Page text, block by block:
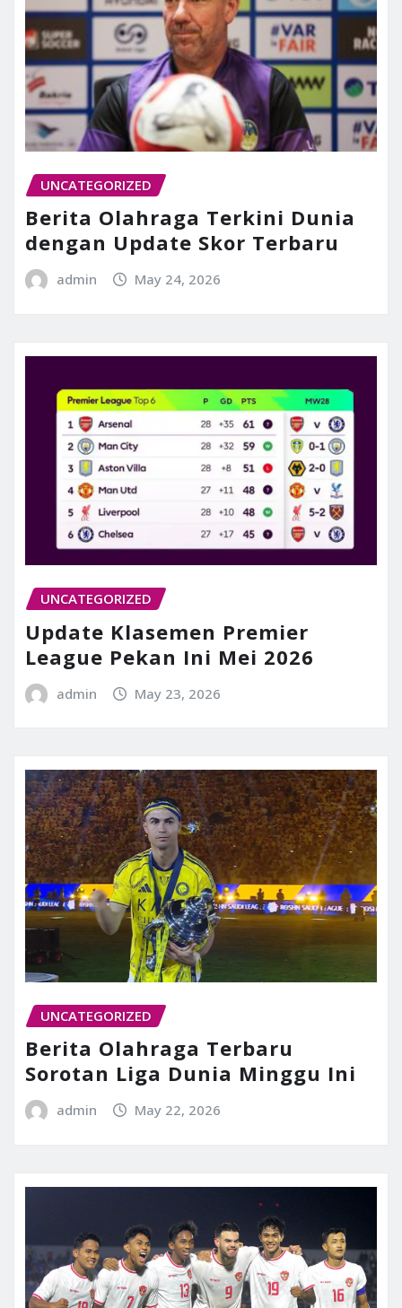
UNCATEGORIZED
Berita Olahraga Terkini Dunia
dengan Update Skor Terbaru
admin May 24, 2026
UNCATEGORIZED
Update Klasemen Premier
League Pekan Ini Mei 2026
admin May 23, 2026
UNCATEGORIZED
Berita Olahraga Terbaru
Sorotan Liga Dunia Minggu Ini
admin May 22, 2026